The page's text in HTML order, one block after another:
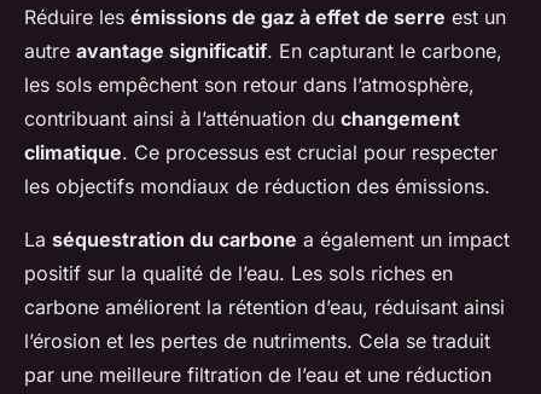
Réduire les émissions de gaz à effet de serre est un
autre avantage significatif. En capturant le carbone,
les sols empêchent son retour dans l’atmosphère,
contribuant ainsi à l’atténuation du changement
climatique. Ce processus est crucial pour respecter
les objectifs mondiaux de réduction des émissions.
La séquestration du carbone a également un impact
positif sur la qualité de l’eau. Les sols riches en
carbone améliorent la rétention d’eau, réduisant ainsi
l’érosion et les pertes de nutriments. Cela se traduit
par une meilleure filtration de l’eau et une réduction